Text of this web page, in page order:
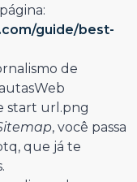
guide/best-
, você passa
que já te